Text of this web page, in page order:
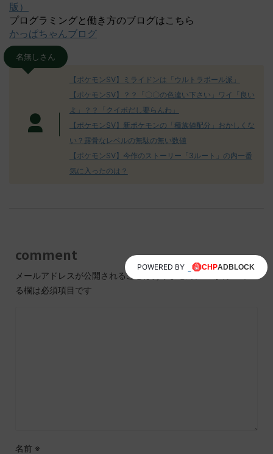
版）
プログラミングと働き方のブログはこちら
かっぱちゃんブログ
名無しさん
【ポケモンSV】ミライドンは「ウルトラボール派」
【ポケモンSV】？？「〇〇の色違い下さい」ワイ「良い
よ」？？「クイボだし要らんわ」
【ポケモンSV】新ポケモンの「種族値配分」おかしくな
い？露骨なレベルの無駄の無い数値
【ポケモンSV】今作のストーリー「3ルート」の内一番
気に入ったのは？
comment
メールアドレスが公開されることはありません。
る欄は必須項目です
名前 ※
POWERED BY